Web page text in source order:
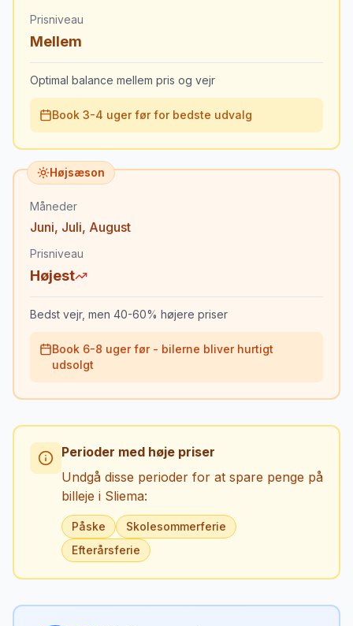
Prisniveau
Mellem
Optimal balance mellem pris og vejr
Book 3-4 uger før for bedste udvalg
Højsæson
Måneder
Juni, Juli, August
Prisniveau
Højest
Bedst vejr, men 40-60% højere priser
Book 6-8 uger før - bilerne bliver hurtigt
udsolgt
Perioder med høje priser
Undgå disse perioder for at spare penge på
billeje i Sliema:
Påske
Skolesommerferie
Efterårsferie